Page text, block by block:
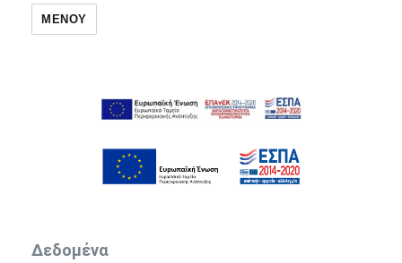
Cosmatos Group of Companies
ΜΕΝΟΎ
Δεδομένα